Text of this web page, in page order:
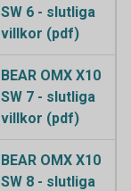
SW 6 - slutliga
villkor (pdf)
BEAR OMX X10
SW 7 - slutliga
villkor (pdf)
BEAR OMX X10
SW 8 - slutliga